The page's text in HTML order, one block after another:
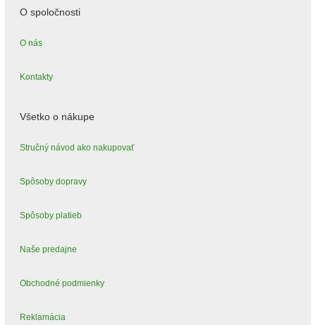
O spoločnosti
O nás
Kontakty
Všetko o nákupe
Stručný návod ako nakupovať
Spôsoby dopravy
Spôsoby platieb
Naše predajne
Obchodné podmienky
Reklamácia